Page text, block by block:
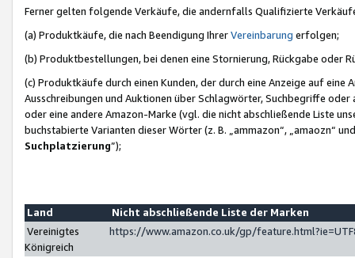
Ferner gelten folgende Verkäufe, die andernfalls Qualifizierte
(a) Produktkäufe, die nach Beendigung IhrerVereinbarung erfolgen;
(b) Produktbestellungen, bei denen eine Stornierung, Rückgabe oder
(c) Produktkäufe durch einen Kunden, der durch eine Anzeige auf
Ausschreibungen und Auktionen über Schlagwörter, Suchbegriffe
oder eine andere Amazon-Marke (vgl. die nicht abschließende Liste
buchstabierte Varianten dieser Wörter (z. B. „ammazon“, „amaozn“
Suchplatzierung”);
Land
Nicht abschließende Liste der Marken
Vereinigtes
Königreich
https://www.amazon.co.uk/gp/